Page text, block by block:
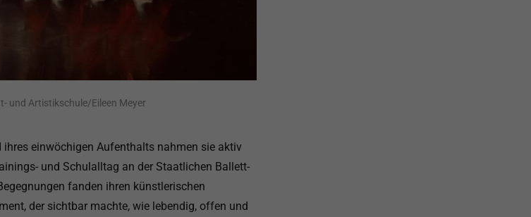
und Artistikschule/Eileen Meyer
einwöchigen Aufenthalts nahmen sie aktiv
und Schulalltag an der Staatlichen Ballett-
fanden ihren künstlerischen
der sichtbar machte, wie lebendig, offen und